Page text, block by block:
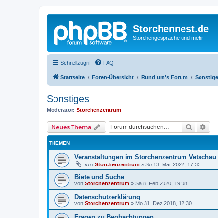
Storchennest.de
Storchengespräche und mehr
Schnellzugriff FAQ
Startseite Foren-Übersicht Rund um's Forum
Sonstiges
Moderator: Storchenzentrum
Neues Thema Suche
THEMEN
Veranstaltungen im Storchenzentrum Vetschau
von Storchenzentrum » So 13. Mär 2022, 17:33
Biete und Suche
von Storchenzentrum » Sa 8. Feb 2020, 19:08
Datenschutzerklärung
von Storchenzentrum » Mo 31. Dez 2018, 12:30